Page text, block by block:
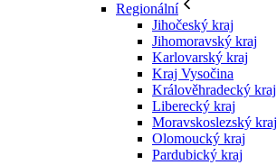
Regionální
Jihočeský kraj
Jihomoravský kraj
Karlovarský kraj
Kraj Vysočina
Králověhradecký kraj
Liberecký kraj
Moravskoslezský kraj
Olomoucký kraj
Pardubický kraj